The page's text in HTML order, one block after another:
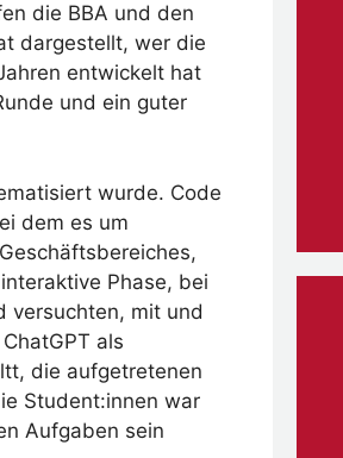
die BBA und den
dargestellt, wer die
entwickelt hat
und ein guter
wurde. Code
dem es um
Phase, bei
versuchten, mit und
als
die aufgetretenen
Student:innen war
Aufgaben sein